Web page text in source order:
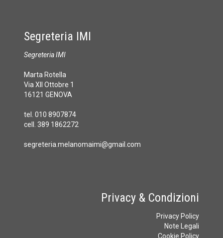
Segreteria IMI
Segreteria IMI
Marta Rotella
Via XII Ottobre 1
16121 GENOVA
tel. 010 8907874
cell. 389 1862272
segreteria.melanomaimi@gmail.com
Privacy & Condizioni
Privacy Policy
Note Legali
Cookie Policy